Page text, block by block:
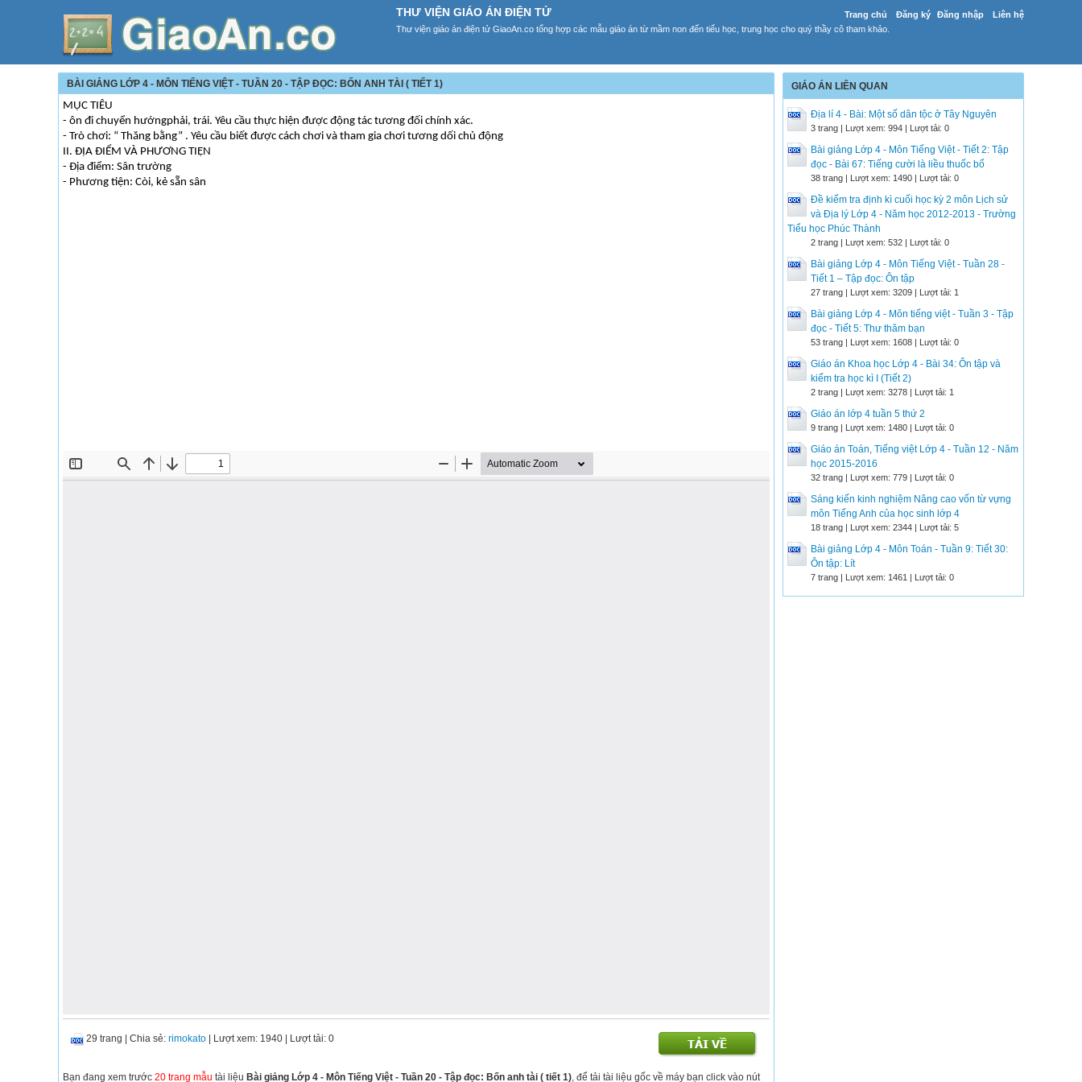
Trang chủ Đăng ký Đăng nhập Liên hệ
THƯ VIỆN GIÁO ÁN ĐIỆN TỬ
Thư viện giáo án điện tử GiaoAn.co tổng hợp các mẫu giáo án từ mầm non đến tiểu học, trung học cho quý thầy cô tham khảo.
BÀI GIẢNG LỚP 4 - MÔN TIẾNG VIỆT - TUẦN 20 - TẬP ĐỌC: BỐN ANH TÀI ( TIẾT 1)
MỤC TIÊU
- ôn đi chuyển hướngphải, trái. Yêu cầu thực hiện được động tác tương đối chính xác.
- Trò chơi: “ Thăng bằng” . Yêu cầu biết được cách chơi và tham gia chơi tương dối chủ động
II. ĐỊA ĐIỂM VÀ PHƯƠNG TIỆN
- Địa điểm: Sân trường
- Phương tiện: Còi, kẻ sẵn sân
29 trang Chia sẻ: rimokato | Lượt xem: 1940 | Lượt tải: 0
Bạn đang xem trước 20 trang mẫu tài liệu Bài giảng Lớp 4 - Môn Tiếng Việt - Tuần 20 - Tập đọc: Bốn anh tài ( tiết 1), để tải tài liệu gốc về máy bạn click vào nút
GIÁO ÁN LIÊN QUAN
Địa lí 4 - Bài: Một số dân tộc ở Tây Nguyên
3 trang | Lượt xem: 994 | Lượt tải: 0
Bài giảng Lớp 4 - Môn Tiếng Việt - Tiết 2: Tập
đọc - Bài 67: Tiếng cười là liều thuốc bổ
38 trang | Lượt xem: 1490 | Lượt tải: 0
Đề kiểm tra định kì cuối học kỳ 2 môn Lịch sử
và Địa lý Lớp 4 - Năm học 2012-2013 - Trường
Tiểu học Phúc Thành
2 trang | Lượt xem: 532 | Lượt tải: 0
Bài giảng Lớp 4 - Môn Tiếng Việt - Tuần 28 -
Tiết 1 – Tập đọc: Ôn tập
27 trang | Lượt xem: 3209 | Lượt tải: 1
Bài giảng Lớp 4 - Môn tiếng việt - Tuần 3 - Tập
đọc - Tiết 5: Thư thăm bạn
53 trang | Lượt xem: 1608 | Lượt tải: 0
Giáo án Khoa học Lớp 4 - Bài 34: Ôn tập và
kiểm tra học kì I (Tiết 2)
2 trang | Lượt xem: 3278 | Lượt tải: 1
Giáo án lớp 4 tuần 5 thứ 2
9 trang | Lượt xem: 1480 | Lượt tải: 0
Giáo án Toán, Tiếng việt Lớp 4 - Tuần 12 - Năm
học 2015-2016
32 trang | Lượt xem: 779 | Lượt tải: 0
Sáng kiến kinh nghiệm Nâng cao vốn từ vựng
môn Tiếng Anh của học sinh lớp 4
18 trang | Lượt xem: 2344 | Lượt tải: 5
Bài giảng Lớp 4 - Môn Toán - Tuần 9: Tiết 30:
Ôn tập: Lít
7 trang | Lượt xem: 1461 | Lượt tải: 0